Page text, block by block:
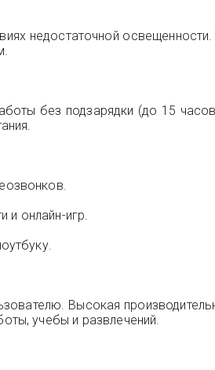
недостаточной
без подзарядки (до 15
и онлайн-игр.
Высокая
учебы и развлечений.